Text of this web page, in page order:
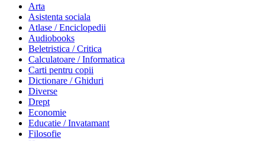
Arta
Asistenta sociala
Atlase / Enciclopedii
Audiobooks
Beletristica / Critica
Calculatoare / Informatica
Carti pentru copii
Dictionare / Ghiduri
Diverse
Drept
Economie
Educatie / Invatamant
Filosofie